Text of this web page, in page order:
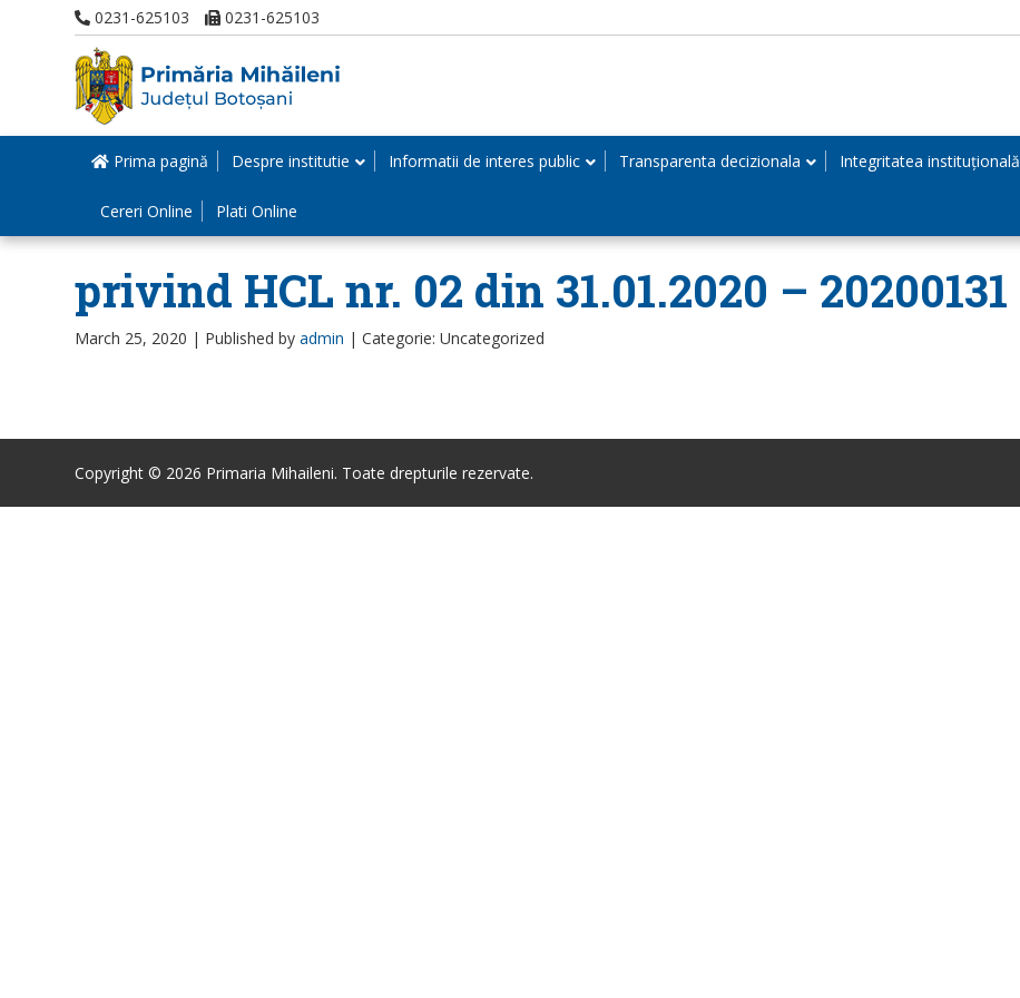
0231-625103 0231-625103
Prima pagină Despre institutie Informatii de interes public Transparenta decizionala Integritatea instituțională
Cereri Online Plati Online
privind HCL nr. 02 din 31.01.2020 – 20200131
March 25, 2020 | Published by admin | Categorie: Uncategorized
Copyright © 2026 Primaria Mihaileni. Toate drepturile rezervate.